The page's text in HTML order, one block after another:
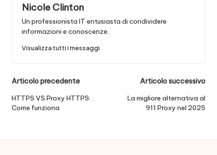
Nicole Clinton
Un professionista IT entusiasta di condividere
informazioni e conoscenze.
Visualizza tutti i messaggi
Navigazione
posticipata
Articolo precedente
HTTPS VS Proxy HTTPS:
Come funziona
Articolo successivo
La migliore alternativa al
911 Proxy nel 2025